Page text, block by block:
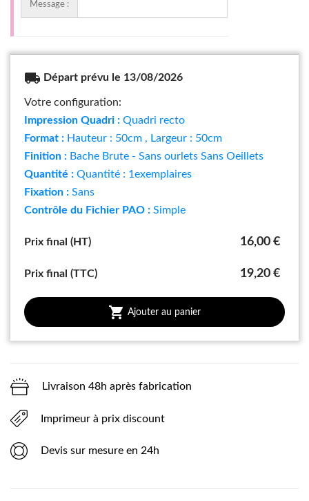
Message :
local_shipping Départ prévu le 13/08/2026
Votre configuration:
Impression Quadri : Quadri recto
Format : Hauteur : 50cm , Largeur : 50cm
Finition : Bache Brute - Sans ourlets Sans Oeillets
Quantité : Quantité : 1exemplaires
Fixation : Sans
Contrôle du Fichier PAO : Simple
Prix final (HT) 16,00 €
Prix final (TTC) 19,20 €
 Ajouter au panier
Livraison 48h après fabrication
Imprimeur à prix discount
Devis sur mesure en 24h